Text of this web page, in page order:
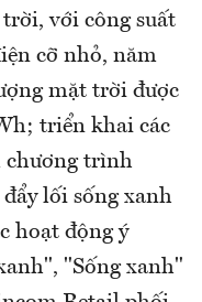
với công suất
cỡ nhỏ, năm
mặt trời được
triển khai các
chương trình
lối sống xanh
hoạt động ý
"Sống xanh"